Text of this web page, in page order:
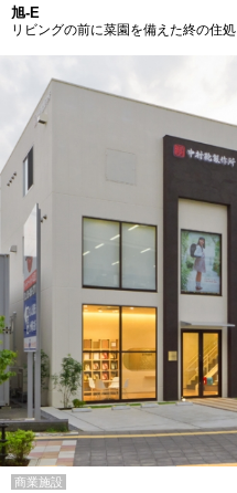
旭-E
リビングの前に菜園を備えた終の住処
商業施設